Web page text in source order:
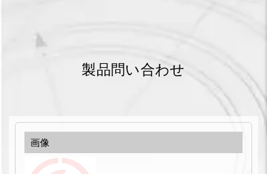
製品問い合わせ